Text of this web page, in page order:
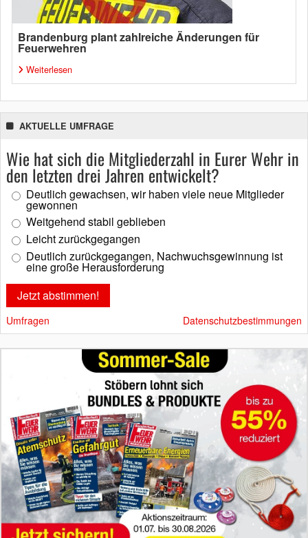
Brandenburg plant zahlreiche Änderungen für
Feuerwehren
Weiterlesen
AKTUELLE UMFRAGE
Wie hat sich die Mitgliederzahl in Eurer Wehr in
den letzten drei Jahren entwickelt?
Deutlich gewachsen, wir haben viele neue Mitglieder
gewonnen
Weitgehend stabil geblieben
Leicht zurückgegangen
Deutlich zurückgegangen, Nachwuchsgewinnung ist
eine große Herausforderung
Umfragen Datenschutzbestimmungen